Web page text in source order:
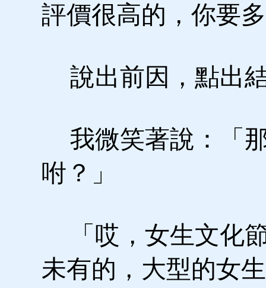
評價很高的，你要
說出前因，點出
我微笑著說：「
咐？」
「哎，女生文化
未有的，大型的女